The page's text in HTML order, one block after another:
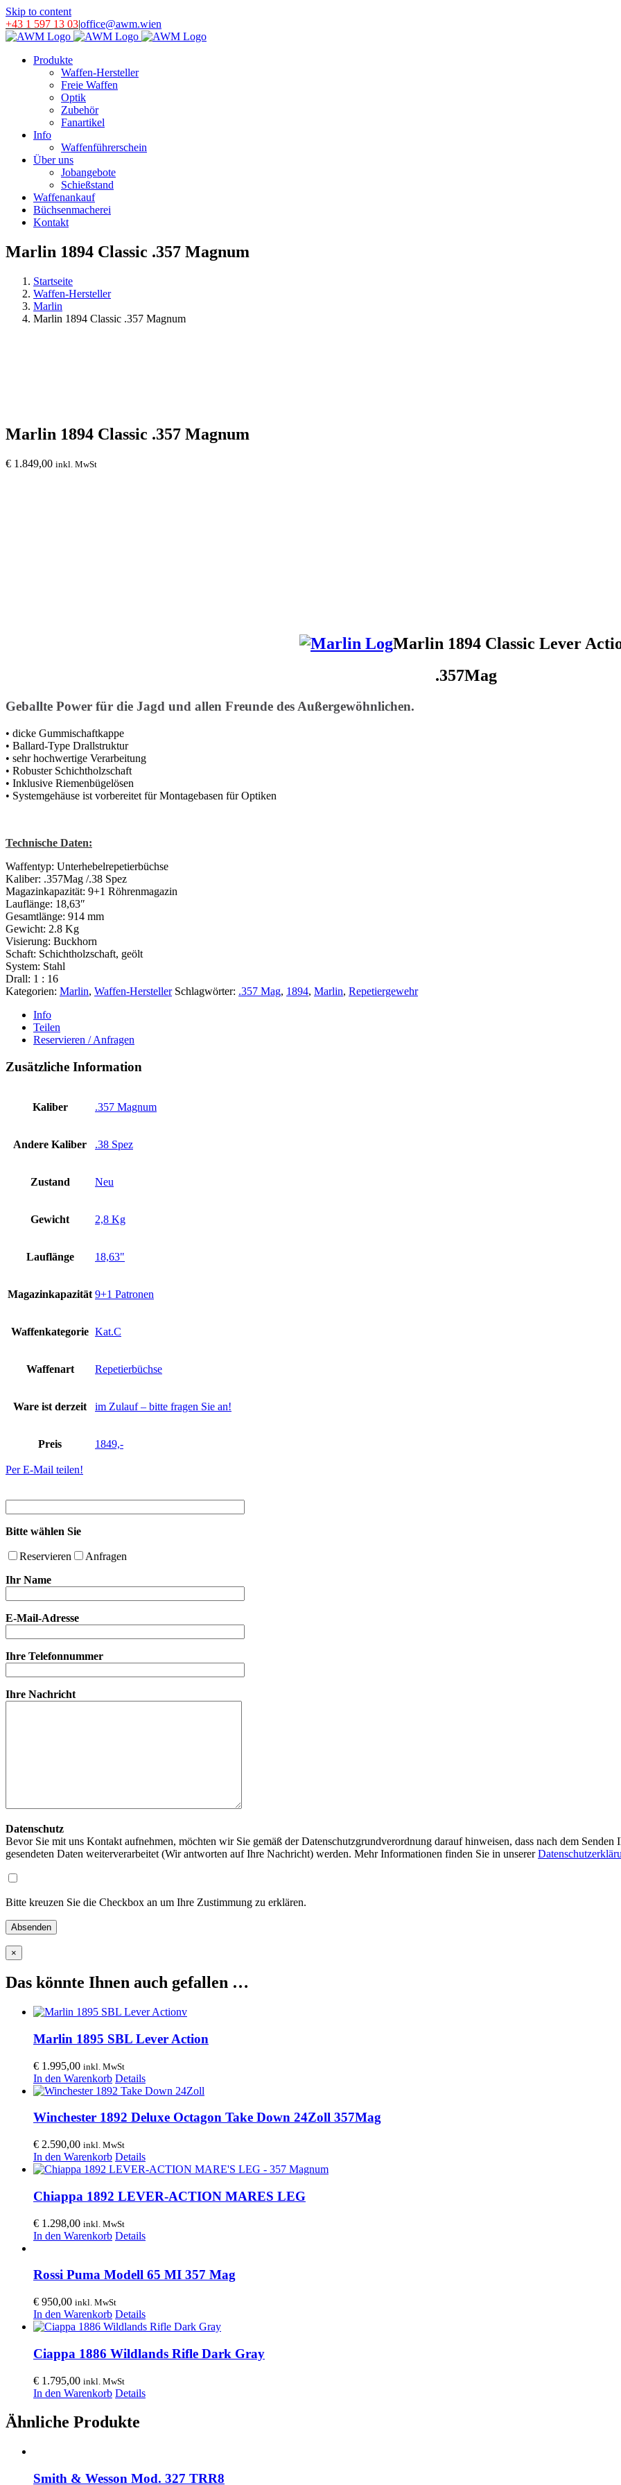
Skip to content
+43 1 597 13 03|office@awm.wien
Produkte
Waffen-Hersteller
Freie Waffen
Optik
Zubehör
Fanartikel
Info
Waffenführerschein
Über uns
Jobangebote
Schießstand
Waffenankauf
Büchsenmacherei
Kontakt
Marlin 1894 Classic .357 Magnum
Startseite
Waffen-Hersteller
Marlin
Marlin 1894 Classic .357 Magnum
Marlin 1894 Classic .357 Magnum
€ 1.849,00 inkl. MwSt
Marlin 1894 Classic Lever
.357Mag
Geballte Power für die Jagd und allen Freunde des Außergewöhnlichen.
• dicke Gummischaftkappe
• Ballard-Type Drallstruktur
• sehr hochwertige Verarbeitung
• Robuster Schichtholzschaft
• Inklusive Riemenbügelösen
• Systemgehäuse ist vorbereitet für Montagebasen für Optiken
Technische Daten:
Waffentyp: Unterhebelrepetierbüchse
Kaliber: .357Mag /.38 Spez
Magazinkapazität: 9+1 Röhrenmagazin
Lauflänge: 18,63″
Gesamtlänge: 914 mm
Gewicht: 2.8 Kg
Visierung: Buckhorn
Schaft: Schichtholzschaft, geölt
System: Stahl
Drall: 1 : 16
Kategorien: Marlin, Waffen-Hersteller Schlagwörter: .357 Mag, 1894, Marlin, Repetiergewehr
Info
Teilen
Reservieren / Anfragen
Zusätzliche Information
Kaliber .357 Magnum
Andere Kaliber .38 Spez
Zustand Neu
Gewicht 2,8 Kg
Lauflänge 18,63"
Magazinkapazität 9+1 Patronen
Waffenkategorie Kat.C
Waffenart Repetierbüchse
Ware ist derzeit im Zulauf – bitte fragen Sie an!
Preis 1849,-
Per E-Mail teilen!
Bitte wählen Sie
Reservieren
Anfragen
Ihr Name
E-Mail-Adresse
Ihre Telefonnummer
Ihre Nachricht
Datenschutz
Bevor Sie mit uns Kontakt aufnehmen, möchten wir Sie gemäß der Datenschutzgrundverordnung darauf hinweisen, dass nach dem
gesendeten Daten weiterverarbeitet (Wir antworten auf Ihre Nachricht) werden. Mehr Informationen finden Sie in unserer
Bitte kreuzen Sie die Checkbox an um Ihre Zustimmung zu erklären.
×
Das könnte Ihnen auch gefallen …
Marlin 1895 SBL Lever Action
€ 1.995,00 inkl. MwSt
In den Warenkorb Details
Winchester 1892 Deluxe Octagon Take Down 24Zoll 357Mag
€ 2.590,00 inkl. MwSt
In den Warenkorb Details
Chiappa 1892 LEVER-ACTION MARES LEG
€ 1.298,00 inkl. MwSt
In den Warenkorb Details
Rossi Puma Modell 65 MI 357 Mag
€ 950,00 inkl. MwSt
In den Warenkorb Details
Ciappa 1886 Wildlands Rifle Dark Gray
€ 1.795,00 inkl. MwSt
In den Warenkorb Details
Ähnliche Produkte
Smith & Wesson Mod. 327 TRR8